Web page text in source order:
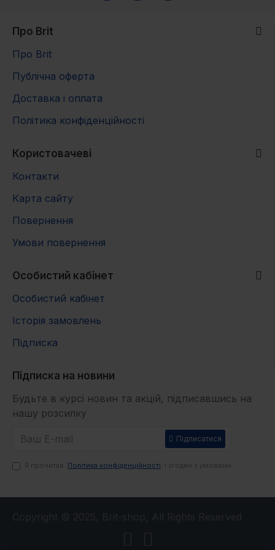
Про Brit
Про Brit
Публічна оферта
Доставка і оплата
Політика конфіденційності
Користовачеві
Контакти
Карта сайту
Повернення
Умови повернення
Особистий кабінет
Особистий кабінет
Історія замовлень
Підписка
Підписка на новини
Будьте в курсі новин та акцій, підписавшись на
нашу розсилку
Підписатися
Я прочитав Політика конфіденційності і згоден з умовами